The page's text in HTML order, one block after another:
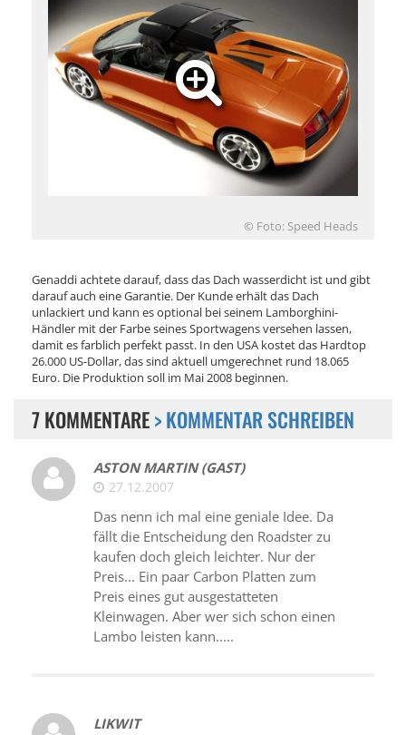
© Foto: Speed Heads
Genaddi achtete darauf, dass das Dach wasserdicht ist und gibt
darauf auch eine Garantie. Der Kunde erhält das Dach
unlackiert und kann es optional bei seinem Lamborghini-
Händler mit der Farbe seines Sportwagens versehen lassen,
damit es farblich perfekt passt. In den USA kostet das Hardtop
26.000 US-Dollar, das sind aktuell umgerechnet rund 18.065
Euro. Die Produktion soll im Mai 2008 beginnen.
7 KOMMENTARE> KOMMENTAR SCHREIBEN
ASTON MARTIN (GAST)
27.12.2007
Das nenn ich mal eine geniale Idee. Da
fällt die Entscheidung den Roadster zu
kaufen doch gleich leichter. Nur der
Preis... Ein paar Carbon Platten zum
Preis eines gut ausgestatteten
Kleinwagen. Aber wer sich schon einen
Lambo leisten kann.....
LIKWIT